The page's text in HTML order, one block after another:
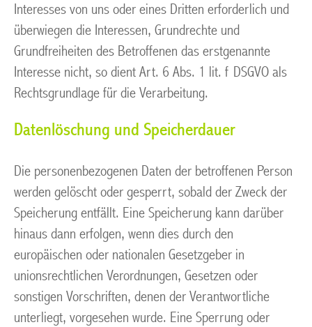
Interesses von uns oder eines Dritten erforderlich und
überwiegen die Interessen, Grundrechte und
Grundfreiheiten des Betroffenen das erstgenannte
Interesse nicht, so dient Art. 6 Abs. 1 lit. f DSGVO als
Rechtsgrundlage für die Verarbeitung.
Datenlöschung und Speicherdauer
Die personenbezogenen Daten der betroffenen Person
werden gelöscht oder gesperrt, sobald der Zweck der
Speicherung entfällt. Eine Speicherung kann darüber
hinaus dann erfolgen, wenn dies durch den
europäischen oder nationalen Gesetzgeber in
unionsrechtlichen Verordnungen, Gesetzen oder
sonstigen Vorschriften, denen der Verantwortliche
unterliegt, vorgesehen wurde. Eine Sperrung oder